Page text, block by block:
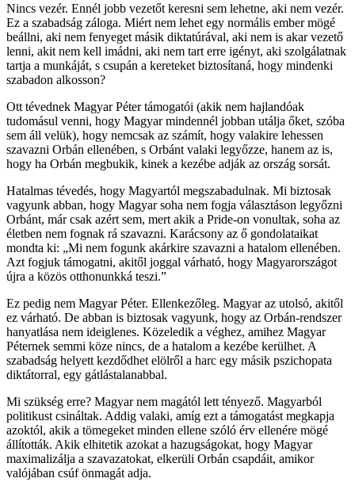
Nincs vezér. Ennél jobb vezetőt keresni sem lehetne, aki nem vezér.
Ez a szabadság záloga. Miért nem lehet egy normális ember mögé
beállni, aki nem fenyeget másik diktatúrával, aki nem is akar vezető
lenni, akit nem kell imádni, aki nem tart erre igényt, aki szolgálatnak
tartja a munkáját, s csupán a kereteket biztosítaná, hogy mindenki
szabadon alkosson?
Ott tévednek Magyar Péter támogatói (akik nem hajlandóak
tudomásul venni, hogy Magyar mindennél jobban utálja őket, szóba
sem áll velük), hogy nemcsak az számít, hogy valakire lehessen
szavazni Orbán ellenében, s Orbánt valaki legyőzze, hanem az is,
hogy ha Orbán megbukik, kinek a kezébe adják az ország sorsát.
Hatalmas tévedés, hogy Magyartól megszabadulnak. Mi biztosak
vagyunk abban, hogy Magyar soha nem fogja választáson legyőzni
Orbánt, már csak azért sem, mert akik a Pride-on vonultak, soha az
életben nem fognak rá szavazni. Karácsony az ő gondolataikat
mondta ki: „Mi nem fogunk akárkire szavazni a hatalom ellenében.
Azt fogjuk támogatni, akitől joggal várható, hogy Magyarországot
újra a közös otthonunkká teszi.”
Ez pedig nem Magyar Péter. Ellenkezőleg. Magyar az utolsó, akitől
ez várható. De abban is biztosak vagyunk, hogy az Orbán-rendszer
hanyatlása nem ideiglenes. Közeledik a véghez, amihez Magyar
Péternek semmi köze nincs, de a hatalom a kezébe kerülhet. A
szabadság helyett kezdődhet elölről a harc egy másik pszichopata
diktátorral, egy gátlástalanabbal.
Mi szükség erre? Magyar nem magától lett tényező. Magyarból
politikust csináltak. Addig valaki, amíg ezt a támogatást megkapja
azoktól, akik a tömegeket minden ellene szóló érv ellenére mögé
állították. Akik elhitetik azokat a hazugságokat, hogy Magyar
maximalizálja a szavazatokat, elkerüli Orbán csapdáit, amikor
valójában csúf önmagát adja.